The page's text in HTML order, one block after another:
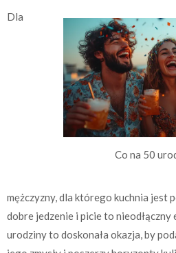
Co na 50
Dla
mężczyzny, dla którego kuchnia jest
dobre jedzenie i picie to
urodziny to doskonała okazja, by